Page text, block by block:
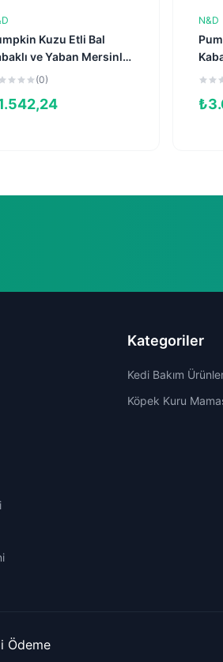
Kuzu Etli Bal
ve Yaban Mersinli
Kısırlaştırılmış
(0)
N&D
₺
Kategoriler
Kedi Bakım
Köpek Kuru